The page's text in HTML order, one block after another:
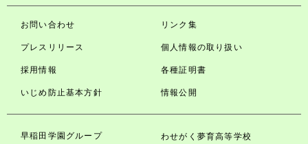
お問い合わせ リンク集
プレスリリース 個人情報の取り扱い
採用情報 各種証明書
いじめ防止基本方針 情報公開
早稲田学園グループ わせがく夢育高等学校